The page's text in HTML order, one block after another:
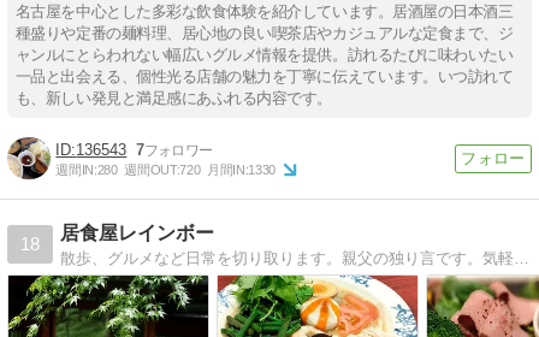
名古屋を中心とした多彩な飲食体験を紹介しています。居酒屋の日本酒三
種盛りや定番の麺料理、居心地の良い喫茶店やカジュアルな定食まで、ジ
ャンルにとらわれない幅広いグルメ情報を提供。訪れるたびに味わいたい
一品と出会える、個性光る店舗の魅力を丁寧に伝えています。いつ訪れて
も、新しい発見と満足感にあふれる内容です。
136543 7
週間IN:280 週間OUT:720 月間IN:1330
18
居食屋レインボー
散歩、グルメなど日常を切り取ります。親父の独り言です。気軽に覗いてください。